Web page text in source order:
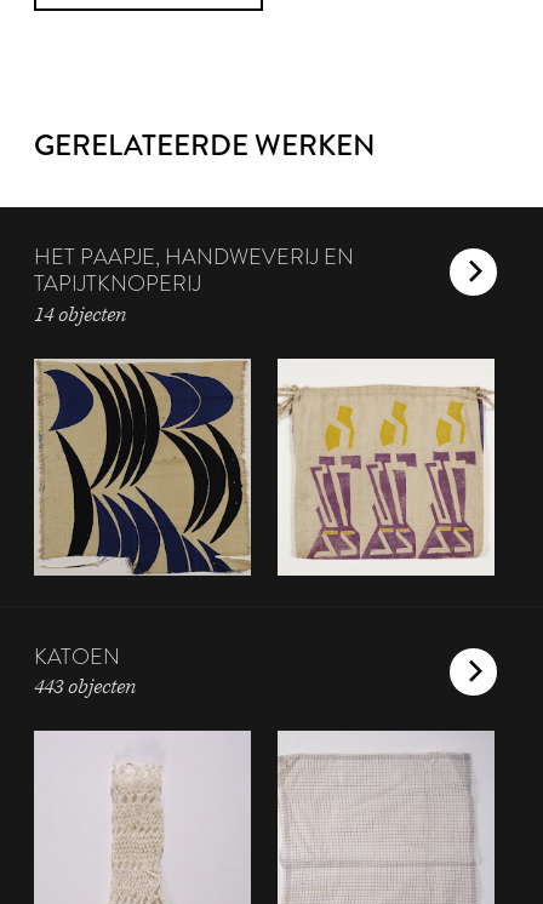
GERELATEERDE WERKEN
HET PAAPJE, HANDWEVERIJ EN
TAPIJTKNOPERIJ
14 objecten
KATOEN
443 objecten